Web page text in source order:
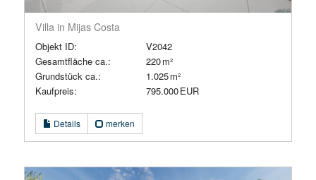
Villa in Mijas Costa
Objekt ID:
V2042
Gesamtfläche ca.:
220 m²
Grund­stück ca.:
1.025 m²
Kaufpreis:
795.000 EUR
Details merken